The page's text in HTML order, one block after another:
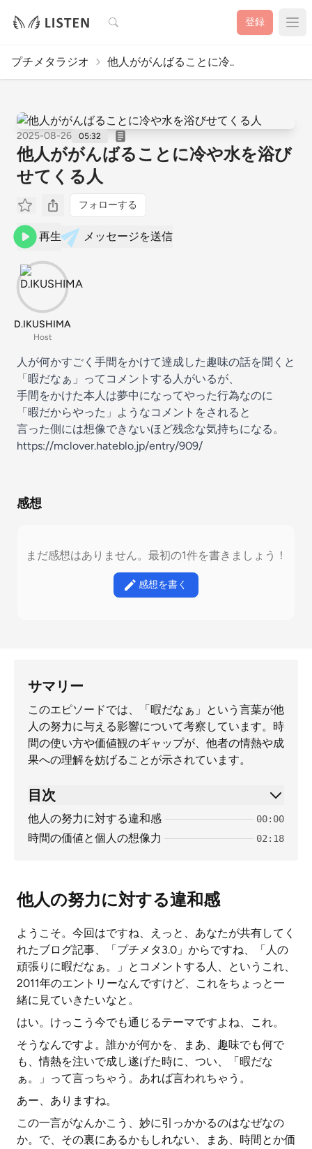
検索 登録
プチメタラジオ 他人ががんばることに冷..
2025-08-26 05:32
他人ががんばることに冷や水を浴び
せてくる人
フォローする
再生 メッセージを送信
D.IKUSHIMA
Host
人が何かすごく手間をかけて達成した趣味の話を聞くと
「暇だなぁ」ってコメントする人がいるが、
手間をかけた本人は夢中になってやった行為なのに
「暇だからやった」ようなコメントをされると
言った側には想像できないほど残念な気持ちになる。
https://mclover.hateblo.jp/entry/909/
感想
まだ感想はありません。最初の1件を書きましょう！
感想を書く
サマリー
このエピソードでは、「暇だなぁ」という言葉が他
人の努力に与える影響について考察しています。時
間の使い方や価値観のギャップが、他者の情熱や成
果への理解を妨げることが示されています。
目次
他人の努力に対する違和感 00:00
時間の価値と個人の想像力 02:18
他人の努力に対する違和感
ようこそ。今回はですね、えっと、あなたが共有してく
れたブログ記事、「プチメタ3.0」からですね、「人の
頑張りに暇だなぁ。」とコメントする人、というこれ、
2011年のエントリーなんですけど、これをちょっと一
緒に見ていきたいなと。
はい。けっこう今でも通じるテーマですよね、これ。
そうなんですよ。誰かが何かを、まあ、趣味でも何で
も、情熱を注いで成し遂げた時に、つい、「暇だな
ぁ。」って言っちゃう。あれば言われちゃう。
あー、ありますね。
この一言がなんかこう、妙に引っかかるのはなぜなの
か。で、その裏にあるかもしれない、まあ、時間とか価